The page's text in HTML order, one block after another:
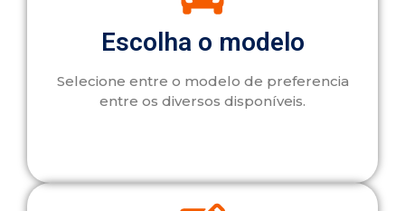
Escolha o modelo
Selecione entre o modelo de preferencia
entre os diversos disponíveis.